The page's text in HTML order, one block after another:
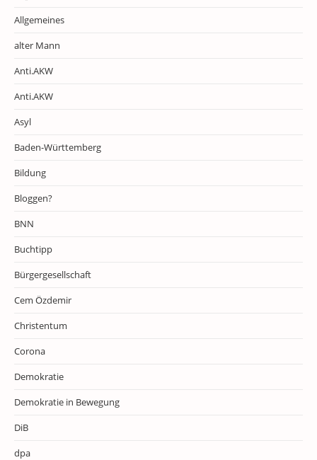
Allgemeines
alter Mann
Anti.AKW
Anti.AKW
Asyl
Baden-Württemberg
Bildung
Bloggen?
BNN
Buchtipp
Bürgergesellschaft
Cem Özdemir
Christentum
Corona
Demokratie
Demokratie in Bewegung
DiB
dpa